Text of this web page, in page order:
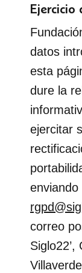
Ejercicio
datos
esta
dure la
ejercitar
correo